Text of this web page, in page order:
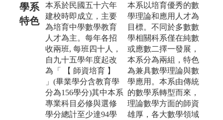
學系
特色
本系於民國五十六年
建校時即成立，主要
為培育中學數學教育
人才為主。每年各招
收兩班, 每班四十人，
自九十五學年度起改
為「 【 師資培育 】
」(畢業學分含教育學
分為156學分)其中本系
專業科目必修與選修
學分總計至少達94學
本系以培育優秀的數
學理論和應用人才為
目標。不同於多數數
學相關科系僅在純數
或應數二擇一發展，
本系分為兩組，特色
為兼具數學理論與數
學應用。本系由傳統
的數學系轉型而來，
理論數學方面的師資
雄厚，各大數學領域